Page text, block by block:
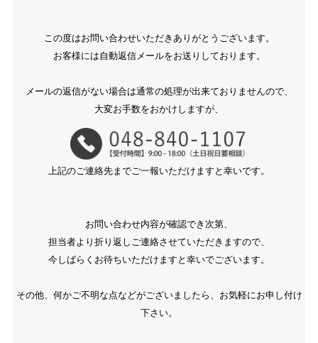
この度はお問い合わせいただきありがとうございます。
お客様には自動返信メールをお送りしております。
メールの返信がない場合は通常の処理が出来ておりませんので、
大変お手数をおかけしますが、
上記のご連絡先までご一報いただけますと幸いです。
お問い合わせ内容が確認でき次第、
担当者より折り返しご連絡させていただきますので、
今しばらくお待ちいただけますと幸いでございます。
その他、何かご不明な点などがございましたら、お気軽にお申し付け
下さい。